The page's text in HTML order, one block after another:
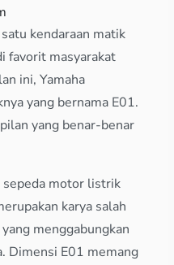
kendaraan matik
favorit masyarakat
ini, Yamaha
yang bernama E01.
yang benar-benar
sepeda motor listrik
karya salah
menggabungkan
Dimensi E01 memang